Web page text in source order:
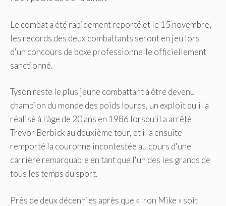
Le combat a été rapidement reporté et le 15 novembre,
les records des deux combattants seront en jeu lors
d'un concours de boxe professionnelle officiellement
sanctionné.
Tyson reste le plus jeune combattant à être devenu
champion du monde des poids lourds, un exploit qu'il a
réalisé à l'âge de 20 ans en 1986 lorsqu'il a arrêté
Trevor Berbick au deuxième tour, et il a ensuite
remporté la couronne incontestée au cours d'une
carrière remarquable en tant que l'un des les grands de
tous les temps du sport.
Près de deux décennies après que « Iron Mike » soit